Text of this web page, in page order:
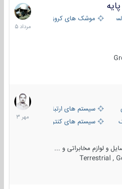
موشک های کروز
2
مرداد
1405
سیستم های ارتباطی و جمع آوری
سیستم های کنترل آتش و تجهیزات
و لوازم مخابراتی و ...
Terrestrial ,
1
مهر
1403